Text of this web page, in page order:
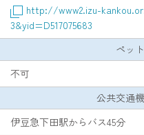
http://www2.izu-
3&yid=D517075683
ペッ
不可
公共交通
伊豆急下田駅からバス45分